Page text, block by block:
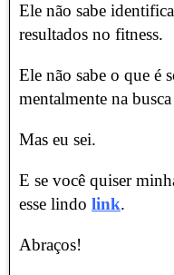
Ele não sabe
resultados no fitness.
Ele não sabe o que é
mentalmente na
Mas eu sei.
E se você quiser
esse lindo link.
Abraços!